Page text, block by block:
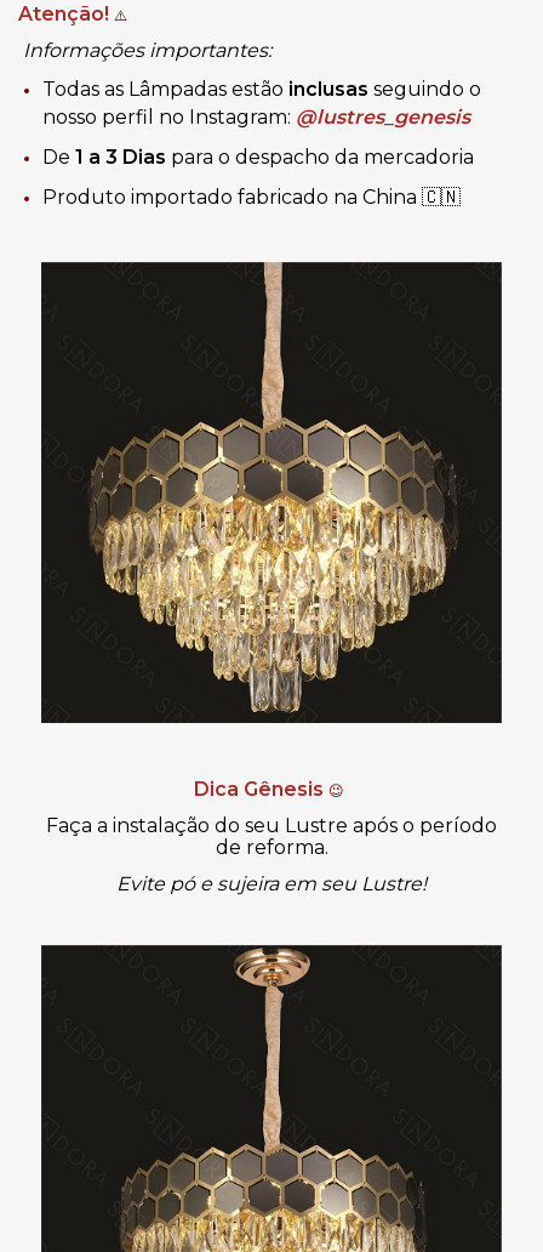
Atenção! ⚠️
Informações importantes:
Todas as Lâmpadas estão inclusas seguindo o
nosso perfil no Instagram: @lustres_genesis
De 1 a 3 Dias para o despacho da mercadoria
Produto importado fabricado na China 🇨🇳
Dica Gênesis 😉
Faça a instalação do seu Lustre após o período
de reforma.
Evite pó e sujeira em seu Lustre!